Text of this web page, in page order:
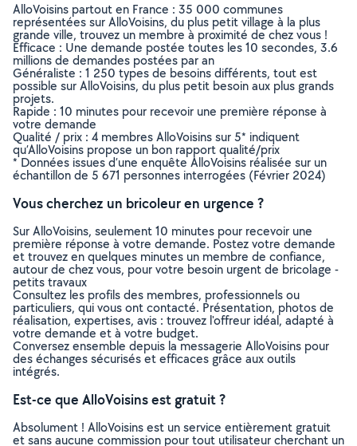
AlloVoisins partout en France : 35 000 communes
représentées sur AlloVoisins, du plus petit village à la plus
grande ville, trouvez un membre à proximité de chez vous !
Efficace : Une demande postée toutes les 10 secondes, 3.6
millions de demandes postées par an
Généraliste : 1 250 types de besoins différents, tout est
possible sur AlloVoisins, du plus petit besoin aux plus grands
projets.
Rapide : 10 minutes pour recevoir une première réponse à
votre demande
Qualité / prix : 4 membres AlloVoisins sur 5* indiquent
qu’AlloVoisins propose un bon rapport qualité/prix
* Données issues d’une enquête AlloVoisins réalisée sur un
échantillon de 5 671 personnes interrogées (Février 2024)
Vous cherchez un bricoleur en urgence ?
Sur AlloVoisins, seulement 10 minutes pour recevoir une
première réponse à votre demande. Postez votre demande
et trouvez en quelques minutes un membre de confiance,
autour de chez vous, pour votre besoin urgent de bricolage -
petits travaux
Consultez les profils des membres, professionnels ou
particuliers, qui vous ont contacté. Présentation, photos de
réalisation, expertises, avis : trouvez l'offreur idéal, adapté à
votre demande et à votre budget.
Conversez ensemble depuis la messagerie AlloVoisins pour
des échanges sécurisés et efficaces grâce aux outils
intégrés.
Est-ce que AlloVoisins est gratuit ?
Absolument ! AlloVoisins est un service entièrement gratuit
et sans aucune commission pour tout utilisateur cherchant un